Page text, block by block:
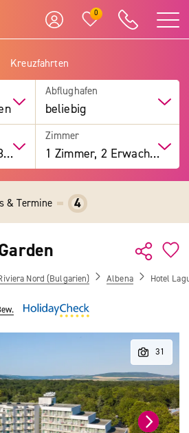
0
Kreuzfahrten
Abflughafen
beliebig
Zimmer
1 Zimmer, 2 Erwachsene
& Termine 4
Nord (Bulgarien) Albena Hotel